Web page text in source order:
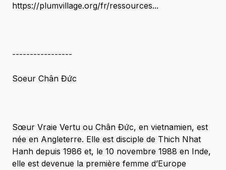
https://plumvillage.org/fr/ressources...
-----------------
Soeur Chân Đức
Sœur Vraie Vertu ou Chân Đức, en vietnamien, est
née en Angleterre. Elle est disciple de Thich Nhat
Hanh depuis 1986 et, le 10 novembre 1988 en Inde,
elle est devenue la première femme d’Europe